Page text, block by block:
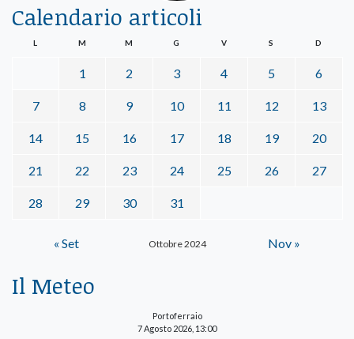
Calendario articoli
Ottobre 2024
L M M G V S D
1 2 3 4 5 6
7 8 9 10 11 12 13
14 15 16 17 18 19 20
21 22 23 24 25 26 27
28 29 30 31
« Set Nov »
Il Meteo
Portoferraio
7 Agosto 2026, 13:00